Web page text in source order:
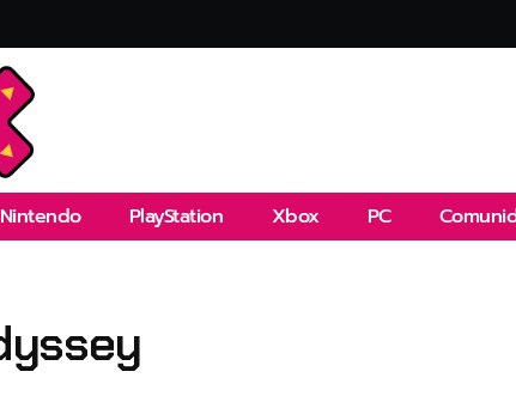
Nintendo PlayStation Xbox PC